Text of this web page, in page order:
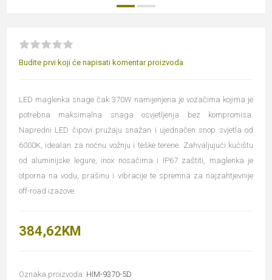
Budite prvi koji će napisati komentar proizvoda
LED maglenka snage čak 370W namijenjena je vozačima kojima je
potrebna maksimalna snaga osvjetljenja bez kompromisa.
Napredni LED čipovi pružaju snažan i ujednačen snop svjetla od
6000K, idealan za noćnu vožnju i teške terene. Zahvaljujući kućištu
od aluminijske legure, inox nosačima i IP67 zaštiti, maglenka je
otporna na vodu, prašinu i vibracije te spremna za najzahtjevnije
off-road izazove.
384,62KM
Oznaka proizvoda: HIM-9370-5D